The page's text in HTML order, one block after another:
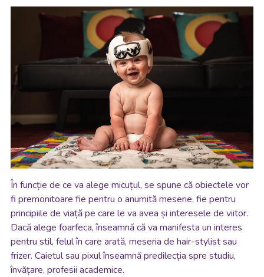
În funcție de ce va alege micuțul, se spune că obiectele vor
fi premonitoare fie pentru o anumită meserie, fie pentru
principiile de viață pe care le va avea și interesele de viitor.
Dacă alege foarfeca, înseamnă că va manifesta un interes
pentru stil, felul în care arată, meseria de hair-stylist sau
frizer. Caietul sau pixul înseamnă predilecția spre studiu,
învățare, profesii academice.